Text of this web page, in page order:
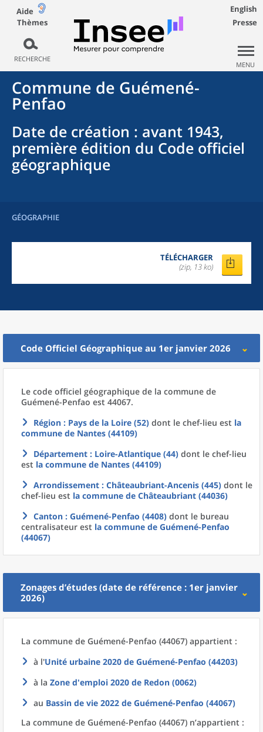
Aide
Thèmes
RECHERCHE
English
Presse
MENU
Commune de Guémené-
Penfao
Date de création : avant 1943,
première édition du Code officiel
géographique
GÉOGRAPHIE
TÉLÉCHARGER
(zip, 13 ko)
Code Officiel Géographique au 1er janvier 2026
Le code officiel géographique de la commune de
Guémené-Penfao est 44067.
Région : Pays de la Loire (52) dont le chef-lieu est la
commune de Nantes (44109)
Département : Loire-Atlantique (44) dont le chef-lieu
est la commune de Nantes (44109)
Arrondissement : Châteaubriant-Ancenis (445) dont le
chef-lieu est la commune de Châteaubriant (44036)
Canton : Guémené-Penfao (4408) dont le bureau
centralisateur est la commune de Guémené-Penfao
(44067)
Zonages d’études (date de référence : 1er janvier
2026)
La commune de Guémené-Penfao (44067) appartient :
à l'Unité urbaine 2020 de Guémené-Penfao (44203)
à la Zone d'emploi 2020 de Redon (0062)
au Bassin de vie 2022 de Guémené-Penfao (44067)
La commune de Guémené-Penfao (44067) n’appartient :